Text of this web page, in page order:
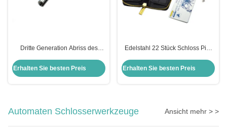
Dritte Generation Abriss des
universeller Drehschließgerät
Schlosser Werkzeug
Erhalten Sie besten Preis
Edelstahl 22 Stück Schloss Pick
Pick Kit + Transparent Praxis
Vorhängeschloss
Erhalten Sie besten Preis
Automaten Schlosserwerkzeuge Ansicht mehr > >